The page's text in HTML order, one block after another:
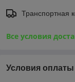
Транспортная
Все условия
Условия оплаты